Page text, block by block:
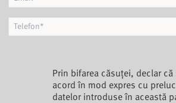
Prin bifarea căsuței, declar
acord în mod expres cu
datelor introduse în această